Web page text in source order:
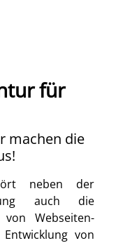
für
machen die
neben der
auch die
Webseiten-
von